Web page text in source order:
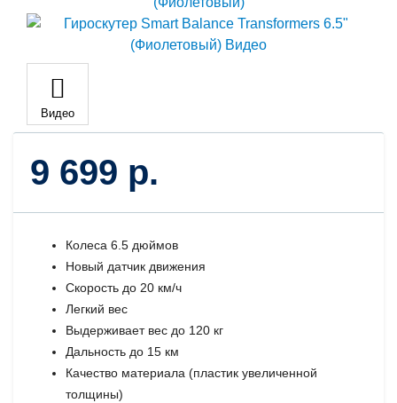
Видео
9 699 р.
Колеса 6.5 дюймов
Новый датчик движения
Скорость до 20 км/ч
Легкий вес
Выдерживает вес до 120 кг
Дальность до 15 км
Качество материала (пластик увеличенной
толщины)